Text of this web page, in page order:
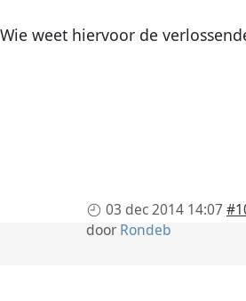
weet hiervoor de
03 dec 2014 14:07
doorRondeb